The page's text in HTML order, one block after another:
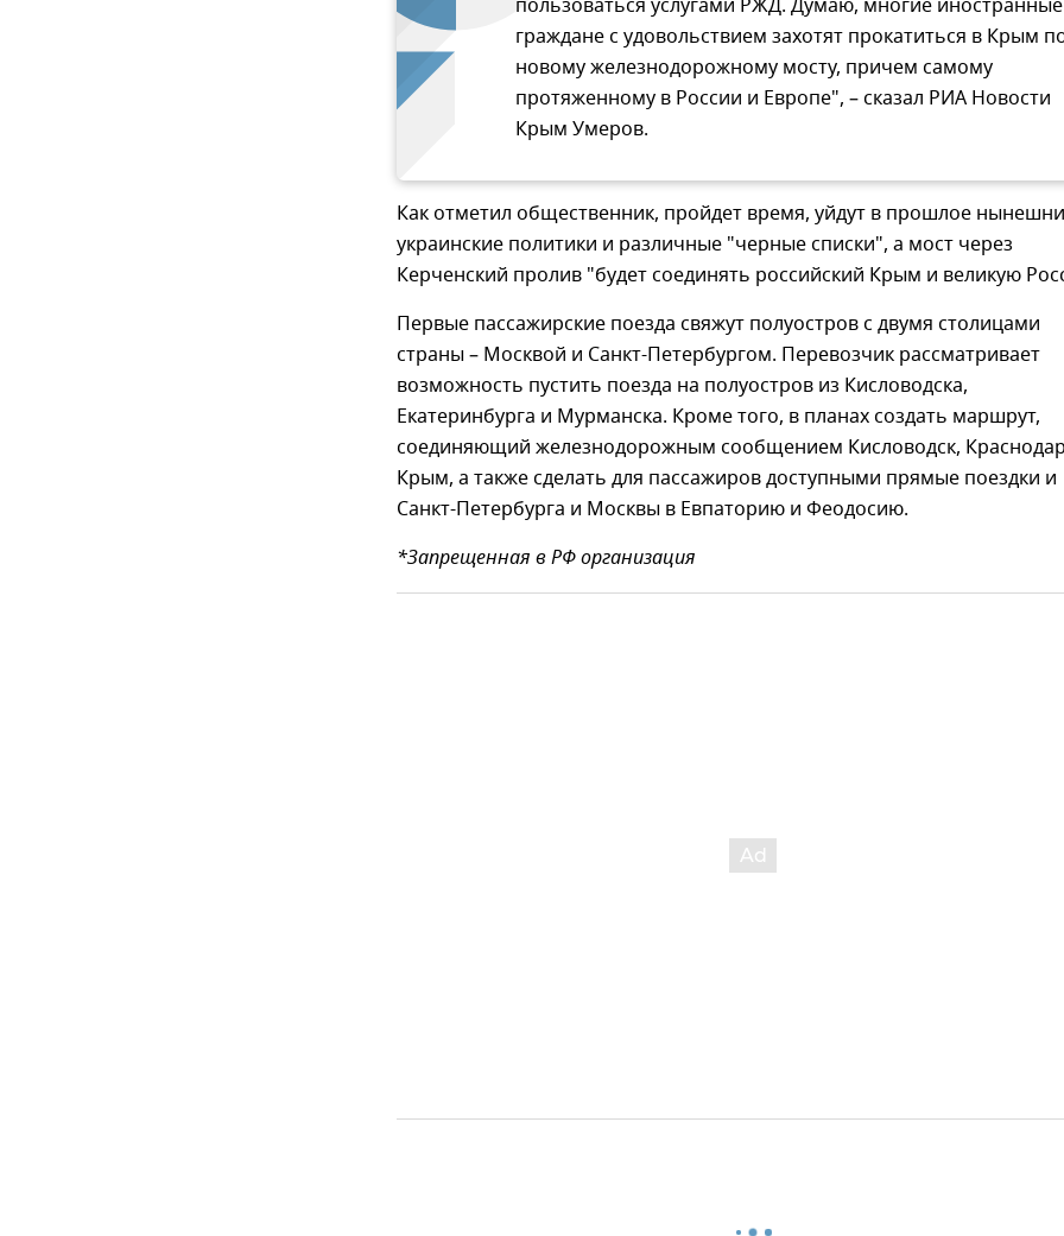
пользоваться услугами РЖД. Думаю, многие иностранные
граждане с удовольствием захотят прокатиться в Крым
новому железнодорожному мосту, причем самому
протяженному в России и Европе", – сказал РИА Новости
Крым Умеров.
Как отметил общественник, пройдет время, уйдут в прошлое
украинские политики и различные "черные списки", а мост через
Керченский пролив "будет соединять российский Крым и великую
Первые пассажирские поезда свяжут полуостров с двумя столицами
страны – Москвой и Санкт-Петербургом. Перевозчик рассматривает
возможность пустить поезда на полуостров из Кисловодска,
Екатеринбурга и Мурманска. Кроме того, в планах создать маршрут,
соединяющий железнодорожным сообщением Кисловодск,
Крым, а также сделать для пассажиров доступными прямые поездки и
Санкт-Петербурга и Москвы в Евпаторию и Феодосию.
*Запрещенная в РФ организация